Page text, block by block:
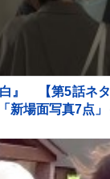
』 【第5話ネ
場面写真7点」